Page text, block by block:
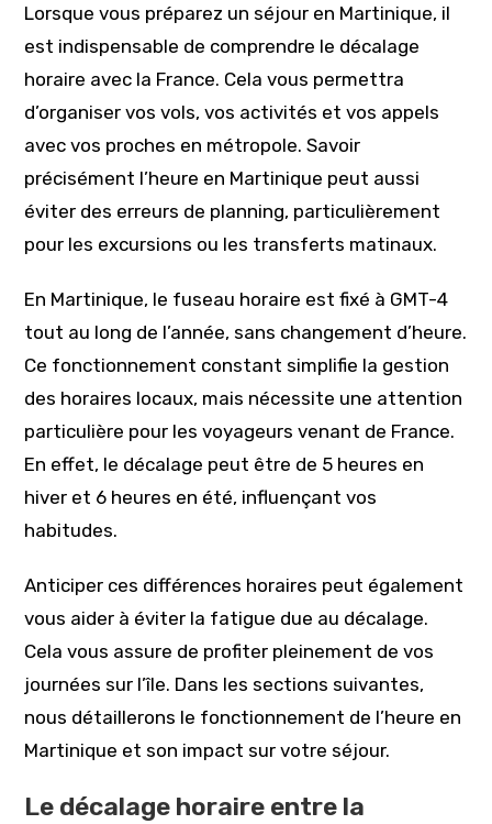
Lorsque vous préparez un séjour en Martinique, il
est indispensable de comprendre le décalage
horaire avec la France. Cela vous permettra
d’organiser vos vols, vos activités et vos appels
avec vos proches en métropole. Savoir
précisément l’heure en Martinique peut aussi
éviter des erreurs de planning, particulièrement
pour les excursions ou les transferts matinaux.
En Martinique, le fuseau horaire est fixé à GMT-4
tout au long de l’année, sans changement d’heure.
Ce fonctionnement constant simplifie la gestion
des horaires locaux, mais nécessite une attention
particulière pour les voyageurs venant de France.
En effet, le décalage peut être de 5 heures en
hiver et 6 heures en été, influençant vos
habitudes.
Anticiper ces différences horaires peut également
vous aider à éviter la fatigue due au décalage.
Cela vous assure de profiter pleinement de vos
journées sur l’île. Dans les sections suivantes,
nous détaillerons le fonctionnement de l’heure en
Martinique et son impact sur votre séjour.
Le décalage horaire entre la